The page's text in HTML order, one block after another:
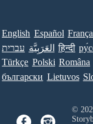
English Español
עברית العَرَبِيَّة हिन्दी
Türkçe Polski Româna
български Lietuvos
©